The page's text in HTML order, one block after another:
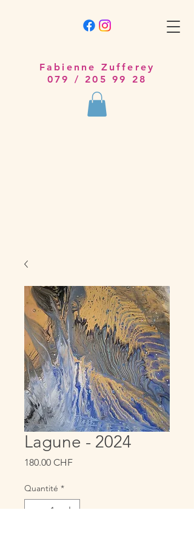
Fabienne Zufferey
079 / 205 99 28
Lagune - 2024
180.00 CHFPrix
Quantité *